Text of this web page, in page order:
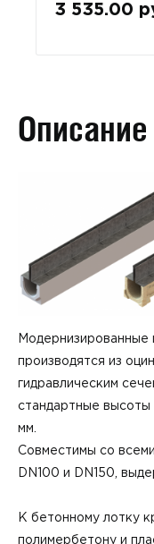
3 535.00
Модернизированные
производятся из
гидравлическим
стандартные
мм.
Совместимы со
DN100 и DN150,
К бетонному лотку
полимербетону и